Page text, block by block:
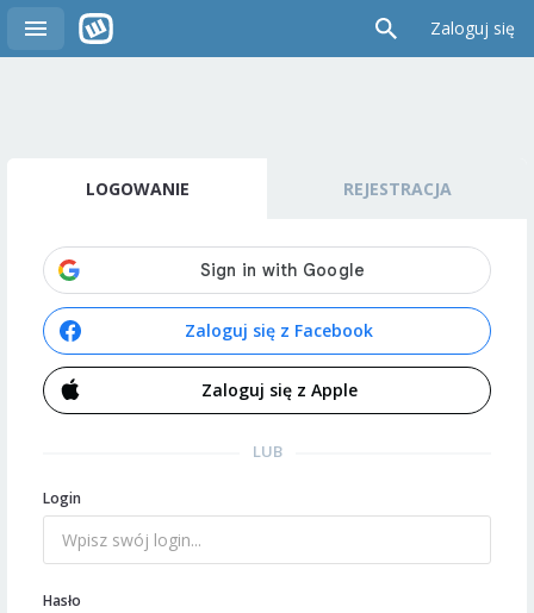
Zaloguj się
LOGOWANIE REJESTRACJA
Zaloguj się z Facebook
Zaloguj się z Apple
LUB
Login
Hasło